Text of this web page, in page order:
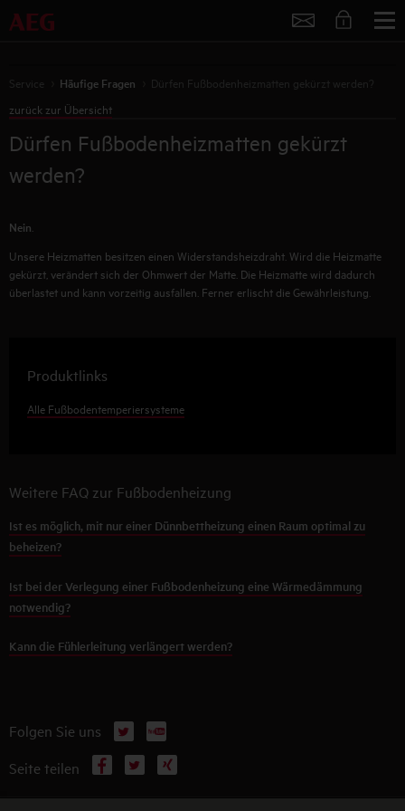
Service
Service Häufige Fragen
Dürfen Fußbodenheizmatten gekürzt werden?
zurück zur Übersicht
Dürfen Fußbodenheizmatten gekürzt
werden?
Nein
Unsere Heizmatten besitzen einen Widerstandsheizdraht. Wird die Heizmatte
gekürzt, verändert sich der Ohmwert der Matte. Die Heizmatte wird dadurch
überlastet und kann vorzeitig ausfallen. Ferner erlischt die Gewährleistung.
Produktlinks
Alle Fußbodentemperiersysteme
Weitere FAQ zur Fußbodenheizung
Ist es möglich, mit nur einer Dünnbettheizung einen Raum optimal zu
beheizen?
Ist bei der Verlegung einer Fußbodenheizung eine Wärmedämmung
notwendig?
Kann die Fühlerleitung verlängert werden?
Folgen Sie uns X
YouTube
Seite teilen
Facebook
X Xing